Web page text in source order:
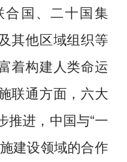
国、二十国集
其他区域组织等
着构建人类命运
联通方面，六大
推进，中国与“一
建设领域的合作